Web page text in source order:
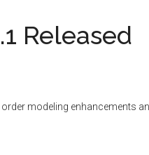
Released
order modeling enhancements